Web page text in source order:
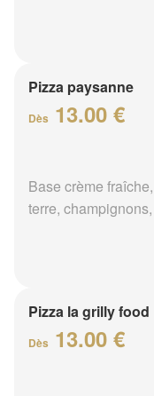
Pizza paysanne
Dès 13.00 €
Base crème
terre,
Pizza la grilly food
Dès 13.00 €